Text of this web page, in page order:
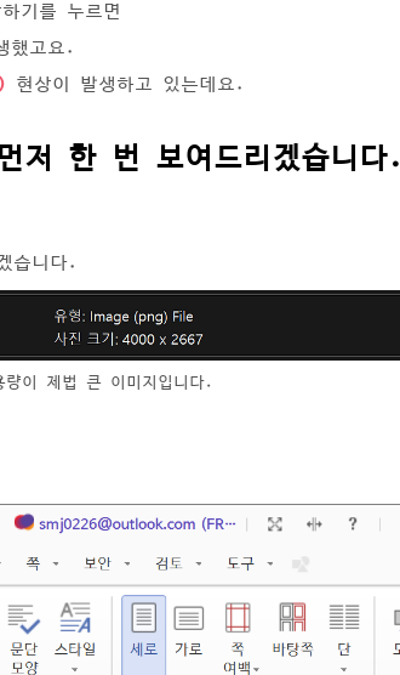
기를 누르면
했고요.
현상이 발생하고 있는데요.
저 한 번 보여드리겠습니다.
습니다.
량이 제법 큰 이미지입니다.